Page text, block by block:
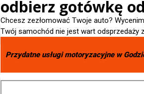
odbierz gotówkę
Chcesz zezłomować Twoje auto?
Twój samochód nie jest wart odsprzedaży
Przydatne usługi motoryzacyjne w